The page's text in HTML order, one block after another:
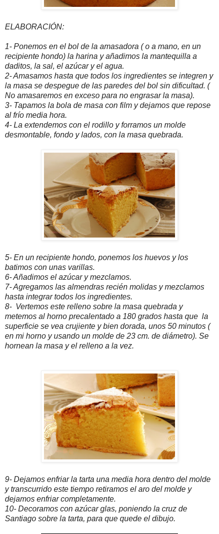
ELABORACIÓN:
1- Ponemos en el bol de la amasadora ( o a mano, en un
recipiente hondo) la harina y añadimos la mantequilla a
daditos, la sal, el azúcar y el agua.
2- Amasamos hasta que todos los ingredientes se integren y
la masa se despegue de las paredes del bol sin dificultad. (
No amasaremos en exceso para no engrasar la masa).
3- Tapamos la bola de masa con film y dejamos que repose
al frío media hora.
4- La extendemos con el rodillo y forramos un molde
desmontable, fondo y lados, con la masa quebrada.
5- En un recipiente hondo, ponemos los huevos y los
batimos con unas varillas.
6- Añadimos el azúcar y mezclamos.
7- Agregamos las almendras recién molidas y mezclamos
hasta integrar todos los ingredientes.
8- Vertemos este relleno sobre la masa quebrada y
metemos al horno precalentado a 180 grados hasta que la
superficie se vea crujiente y bien dorada, unos 50 minutos (
en mi horno y usando un molde de 23 cm. de diámetro). Se
hornean la masa y el relleno a la vez.
9- Dejamos enfriar la tarta una media hora dentro del molde
y transcurrido este tiempo retiramos el aro del molde y
dejamos enfriar completamente.
10- Decoramos con azúcar glas, poniendo la cruz de
Santiago sobre la tarta, para que quede el dibujo.